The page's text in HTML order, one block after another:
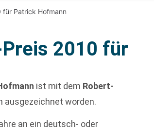
für Patrick Hofmann
2010 für
ist mit dem Robert-
ausgezeichnet worden.
an ein deutsch- oder